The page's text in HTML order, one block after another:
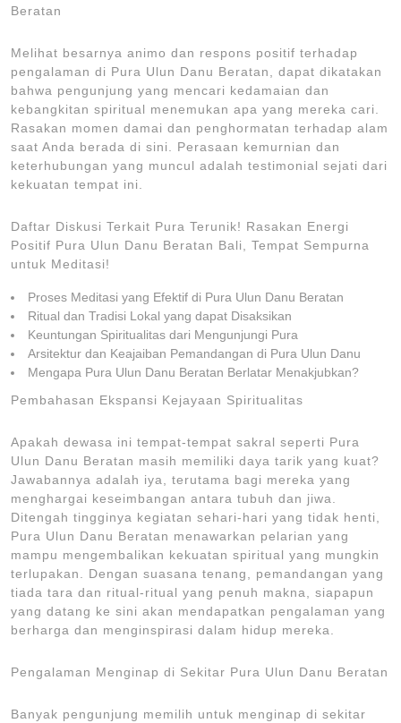
Beratan
Melihat besarnya animo dan respons positif terhadap
pengalaman di Pura Ulun Danu Beratan, dapat dikatakan
bahwa pengunjung yang mencari kedamaian dan
kebangkitan spiritual menemukan apa yang mereka cari.
Rasakan momen damai dan penghormatan terhadap alam
saat Anda berada di sini. Perasaan kemurnian dan
keterhubungan yang muncul adalah testimonial sejati dari
kekuatan tempat ini.
Daftar Diskusi Terkait Pura Terunik! Rasakan Energi
Positif Pura Ulun Danu Beratan Bali, Tempat Sempurna
untuk Meditasi!
Proses Meditasi yang Efektif di Pura Ulun Danu Beratan
Ritual dan Tradisi Lokal yang dapat Disaksikan
Keuntungan Spiritualitas dari Mengunjungi Pura
Arsitektur dan Keajaiban Pemandangan di Pura Ulun Danu
Mengapa Pura Ulun Danu Beratan Berlatar Menakjubkan?
Pembahasan Ekspansi Kejayaan Spiritualitas
Apakah dewasa ini tempat-tempat sakral seperti Pura
Ulun Danu Beratan masih memiliki daya tarik yang kuat?
Jawabannya adalah iya, terutama bagi mereka yang
menghargai keseimbangan antara tubuh dan jiwa.
Ditengah tingginya kegiatan sehari-hari yang tidak henti,
Pura Ulun Danu Beratan menawarkan pelarian yang
mampu mengembalikan kekuatan spiritual yang mungkin
terlupakan. Dengan suasana tenang, pemandangan yang
tiada tara dan ritual-ritual yang penuh makna, siapapun
yang datang ke sini akan mendapatkan pengalaman yang
berharga dan menginspirasi dalam hidup mereka.
Pengalaman Menginap di Sekitar Pura Ulun Danu Beratan
Banyak pengunjung memilih untuk menginap di sekitar